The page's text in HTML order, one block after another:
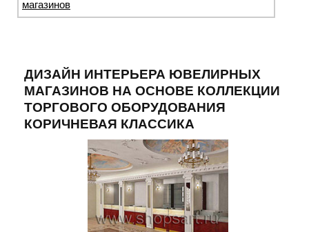
магазинов
ДИЗАЙН ИНТЕРЬЕРА ЮВЕЛИРНЫХ
МАГАЗИНОВ НА ОСНОВЕ КОЛЛЕКЦИИ
ТОРГОВОГО ОБОРУДОВАНИЯ
КОРИЧНЕВАЯ КЛАССИКА